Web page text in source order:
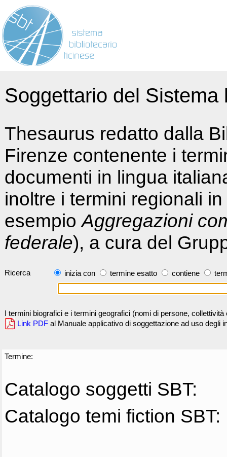
Soggettario del
Thesaurus redatto dalla
Firenze contenente i
documenti in lingua
inoltre i termini regionali
esempioAggregazioni
federale), a cura del
Ricerca inizia con termine esatto contiene
I termini biografici e i termini geografici (nomi di persone,
Link PDF al Manuale applicativo di soggettazione ad uso degli
Termine:
Catalogo soggetti SBT:
Catalogo temi fiction SBT: